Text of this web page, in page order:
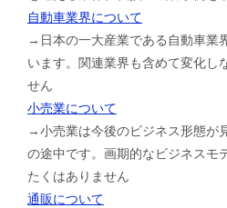
自動車業界について
→日本の一大産業である自動車業
います。関連業界も含めて変化し
せん
小売業について
→小売業は今後のビジネス形態が
の途中です。画期的なビジネスモ
たくはありません
通販について